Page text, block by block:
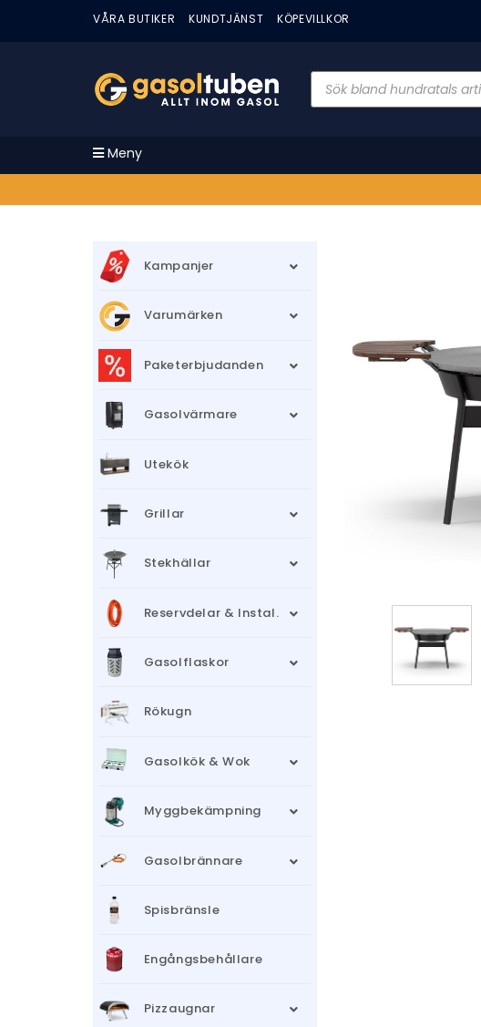
VÅRA BUTIKER KUNDTJÄNST KÖPEVILLKOR
Meny
Kampanjer
Varumärken
Paketerbjudanden
Gasolvärmare
Utekök
Grillar
Stekhällar
Reservdelar & Instal.
Gasolflaskor
Rökugn
Gasolkök & Wok
Myggbekämpning
Gasolbrännare
Spisbränsle
Engångsbehållare
Pizzaugnar